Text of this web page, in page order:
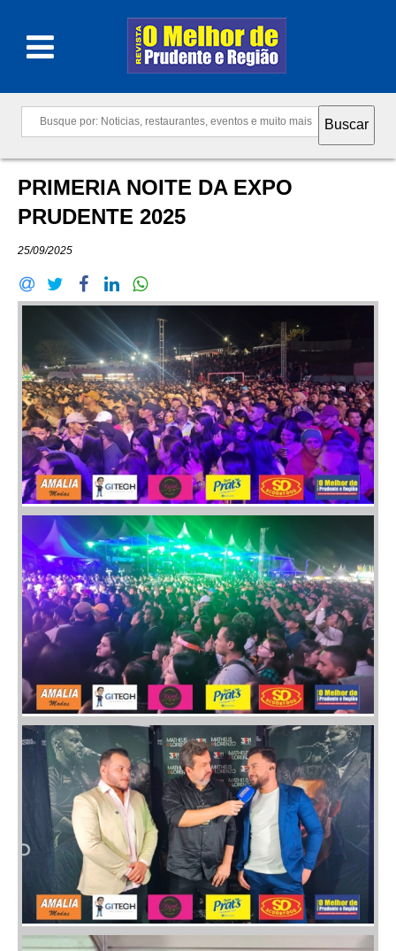
PRIMERIA NOITE DA EXPO
PRUDENTE 2025
25/09/2025